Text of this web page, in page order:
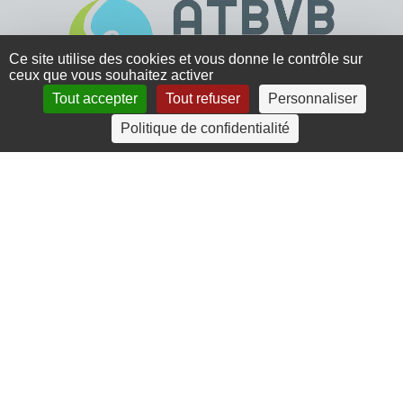
4 rue Crec’h-Ugen
22810 Belle Isle en Terre
Ce site utilise des cookies et vous donne le contrôle sur
ceux que vous souhaitez activer
Tout accepter
Tout refuser
Personnaliser
Politique de confidentialité